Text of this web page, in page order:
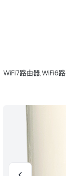
WiFi7路由器,WiFi6